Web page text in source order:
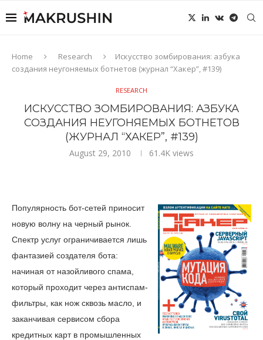
Home Research
Искусство зомбирования: азбука
создания неугоняемых ботнетов (журнал “Хакер”, #139)
RESEARCH
ИСКУССТВО ЗОМБИРОВАНИЯ: АЗБУКА
СОЗДАНИЯ НЕУГОНЯЕМЫХ БОТНЕТОВ
(ЖУРНАЛ “ХАКЕР”, #139)
August 29, 2010 61.4K views
Популярность бот-сетей приносит
новую волну на черный рынок.
Спектр услуг ограничивается лишь
фантазией создателя бота:
начиная от назойливого спама,
который проходит через антиспам-
фильтры, как нож сквозь масло, и
заканчивая сервисом сбора
кредитных карт в промышленных